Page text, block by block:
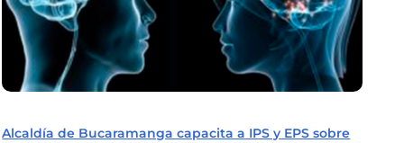
Alcaldía de Bucaramanga capacita a IPS y EPS sobre